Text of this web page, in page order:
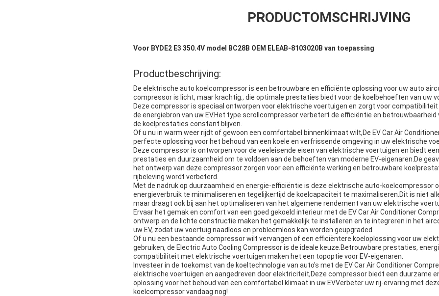
PRODUCTOMSCHRIJVING
Voor BYDE2 E3 350.4V model BC28B OEM ELEAB-8103020B van toepassing
Productbeschrijving:
De elektrische auto koelcompressor is een betrouwbare en efficiënte oplossing voor uw auto
compressor is licht, maar krachtig., die optimale prestaties biedt voor de koelbehoeften van uw
Deze compressor is speciaal ontworpen voor elektrische voertuigen en zorgt voor
de energiebron van uw EV.Het type scrollcompressor verbetert de efficiëntie en
de koelprestaties constant blijven.
Of u nu in warm weer rijdt of gewoon een comfortabel binnenklimaat wilt,De EV Car Air
perfecte oplossing voor het behoud van een koele en verfrissende omgeving in uw elektrische
Deze compressor is ontworpen voor de veeleisende eisen van elektrische voertuigen en biedt
prestaties en duurzaamheid om te voldoen aan de behoeften van moderne EV-eigenaren.De
het ontwerp van deze compressor zorgen voor een efficiënte werking en betrouwbare
rijbeleving wordt verbeterd.
Met de nadruk op duurzaamheid en energie-efficiëntie is deze elektrische auto-koelcompressor
energieverbruik te minimaliseren en tegelijkertijd de koelcapaciteit te maximaliseren.Dit is niet
maar draagt ook bij aan het optimaliseren van het algemene rendement van uw elektrische
Ervaar het gemak en comfort van een goed gekoeld interieur met de EV Car Air Conditioner
ontwerp en de lichte constructie maken het gemakkelijk te installeren en te integreren in het
uw EV, zodat uw voertuig naadloos en probleemloos kan worden geüpgraded.
Of u nu een bestaande compressor wilt vervangen of een efficiëntere koeloplossing voor uw
gebruiken, de Electric Auto Cooling Compressor is de ideale keuze.Betrouwbare prestaties,
compatibiliteit met elektrische voertuigen maken het een topoptie voor EV-eigenaren.
Investeer in de toekomst van de koeltechnologie van auto's met de EV Car Air Conditioner
elektrische voertuigen en aangedreven door elektriciteit,Deze compressor biedt een duurzame
oplossing voor het behoud van een comfortabel klimaat in uw EVVerbeter uw rij-ervaring met
koelcompressor vandaag nog!